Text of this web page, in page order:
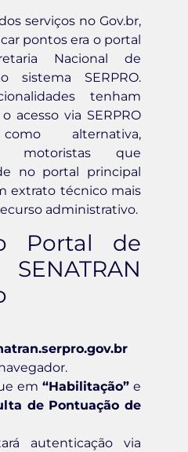
serviços no Gov.br,
pontos era o portal
Nacional de
sistema SERPRO.
tenham
acesso via SERPRO
alternativa,
motoristas que
no portal principal
extrato técnico mais
administrativo.
Portal de
em “Habilitação”e
de Pontuação de
autenticação via